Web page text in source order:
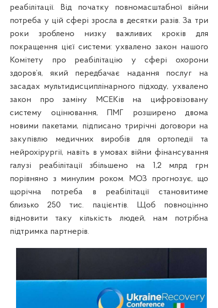
реабілітації. Від початку повномасштабної війни
потреба у цій сфері зросла в десятки разів. За три
роки зроблено низку важливих кроків для
покращення цієї системи: ухвалено закон нашого
Комітету про реабілітацію у сфері охорони
здоров’я, який передбачає надання послуг на
засадах мультидисциплінарного підходу, ухвалено
закон про заміну МСЕКів на цифровізовану
систему оцінювання, ПМГ розширено двома
новими пакетами, підписано трирічні договори на
закупівлю медичних виробів для ортопедії та
нейрохірургії, навіть в умовах війни фінансування
галузі реабілітації збільшено на 1,2 млрд грн
порівняно з минулим роком. МОЗ прогнозує, що
щорічна потреба в реабілітації становитиме
близько 250 тис. пацієнтів. Щоб повноцінно
відновити таку кількість людей, нам потрібна
підтримка партнерів.